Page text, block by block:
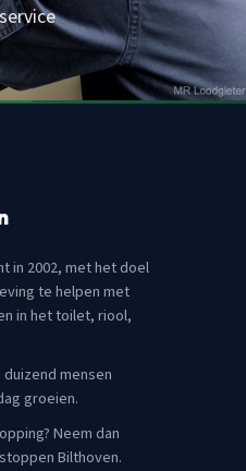
in 2002, met het doel
te helpen met
in het toilet, riool,
mensen
groeien.
Neem dan
Bilthoven.